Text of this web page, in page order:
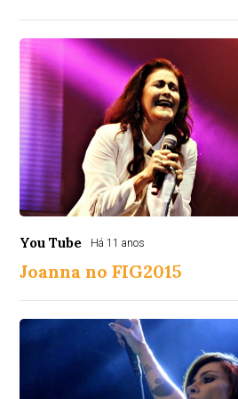
You Tube Há 11 anos
Joanna no FIG2015